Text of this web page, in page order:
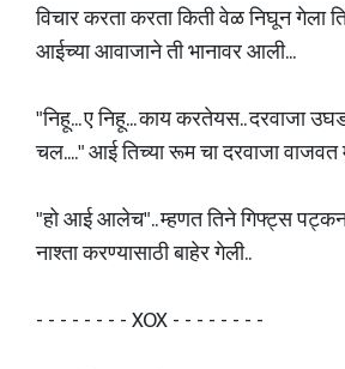
विचार करता करता किती वेळ निघून गेला
आईच्या आवाजाने ती भानावर आली...
"निहू... ए निहू... काय करतेयस.. दरवाजा
चल...." आई तिच्या रूम चा दरवाजा वाजवत
"हो आई आलेच".. म्हणत तिने गिफ्ट्स
नाश्ता करण्यासाठी बाहेर गेली..
- - - - - - - - XOX - - - - - - - -